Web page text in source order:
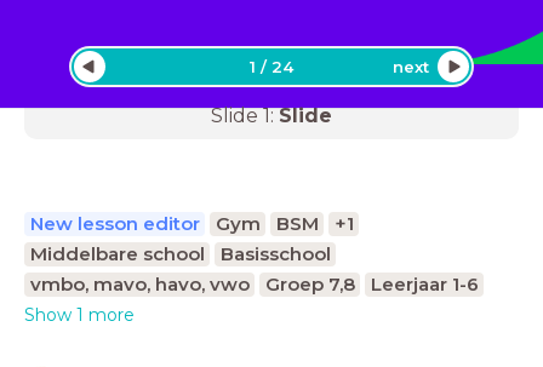
1 /24 next
Slide1:Slide
New lesson editor Gym BSM
+1
Middelbare school
Basisschool
vmbo, mavo, havo, vwo
Groep 7,8 Leerjaar 1-6
Show 1 more